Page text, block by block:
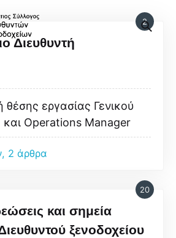
Διευθυντή
2
θέσης εργασίας Γενικού
και Operations Manager
2 άρθρα
και σημεία
ξενοδοχείου
20